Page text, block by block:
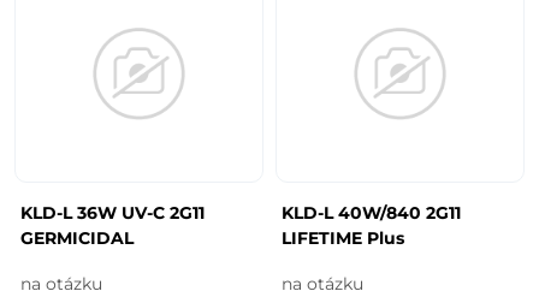
KLD-L 36W UV-C 2G11
GERMICIDAL
na otázku
KLD-L 40W/840 2G11
LIFETIME Plus
na otázku